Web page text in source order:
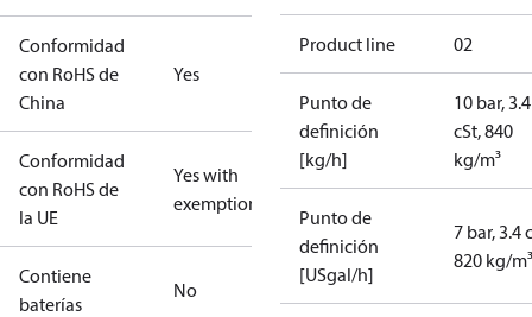
Conformidad
con RoHS de
China
Yes
Conformidad
con RoHS de
la UE
Yes with
exemptions
Contiene
baterías
No
Product line 02
Punto de
definición
[kg/h]
10 bar, 3.4
cSt, 840
kg/m³
Punto de
definición
[USgal/h]
7 bar, 3.4
820 kg/m³